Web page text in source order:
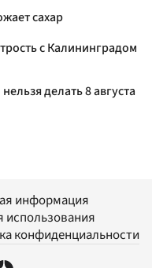
сахар
с Калининградом
делать 8 августа
информация
использования
конфиденциальности